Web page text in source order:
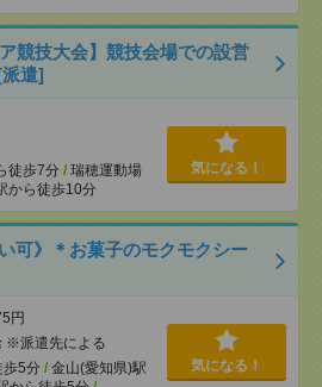
競技大会】競技会場での設営
遣]
徒歩7分 / 瑞穂運動場
から徒歩10分
気になる！
可》＊お菓子のモクモクシー
円
※派遣先による
歩5分 / 金山(愛知県)駅
気になる！